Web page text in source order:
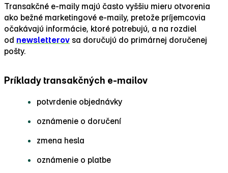
Transakčné e‑maily majú často vyššiu mieru otvorenia
ako bežné marketingové e‑maily, pretože príjemcovia
očakávajú informácie, ktoré potrebujú, a na rozdiel
od newsletterov sa doručujú do primárnej doručenej
pošty.
Príklady transakčných e‑mailov
potvrdenie objednávky
oznámenie o doručení
zmena hesla
oznámenie o platbe